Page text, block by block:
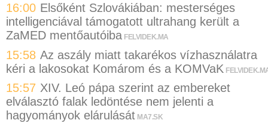
16:00 Elsőként Szlovákiában: mesterséges
intelligenciával támogatott ultrahang került a
ZaMED mentőautóiba FELVIDEK.MA
15:58 Az aszály miatt takarékos vízhasználatra
kéri a lakosokat Komárom és a KOMVaK
15:57 XIV. Leó pápa szerint az embereket
elválasztó falak ledöntése nem jelenti a
hagyományok elárulását MA7.SK